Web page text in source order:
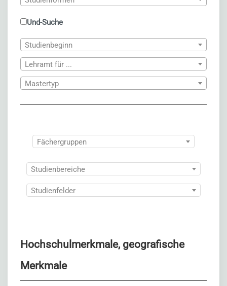
Und-Suche
Studienbeginn
Lehramt für ...
Mastertyp
Fächergruppen
Studienbereiche
Studienfelder
Hochschulmerkmale, geografische
Merkmale